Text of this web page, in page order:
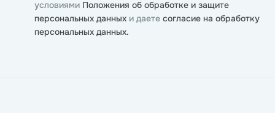
условиями Положения об обработке и защите
персональных данных и даете согласие на обработку
персональных данных.